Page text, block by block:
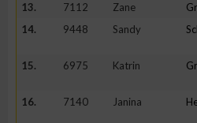
13.
7112 Zane
14.
9448 Sandy
15. 6975 Katrin
16. 7140 Janina